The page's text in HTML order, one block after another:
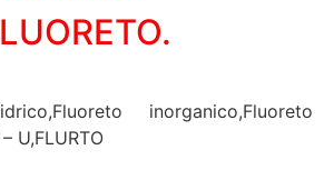
inorganico,Fluoreto
U,FLURTO